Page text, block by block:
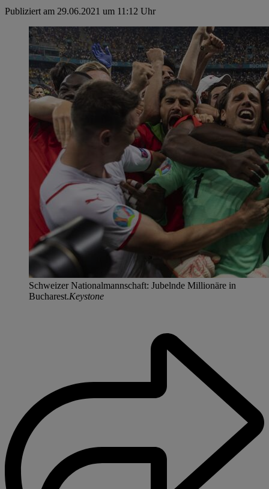
Publiziert am 29.06.2021 um 11:12 Uhr
Schweizer Nationalmannschaft: Jubelnde Millionäre in
Bucharest.Keystone